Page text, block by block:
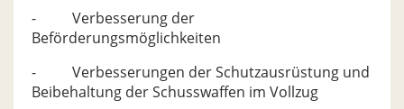
- Verbesserung der
Beförderungsmöglichkeiten
- Verbesserungen der Schutzausrüstung und
Beibehaltung der Schusswaffen im Vollzug